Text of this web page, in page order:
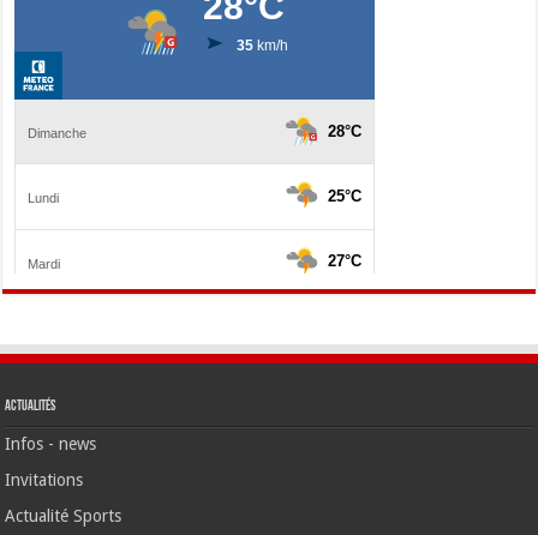
Actualités
Infos - news
Invitations
Actualité Sports